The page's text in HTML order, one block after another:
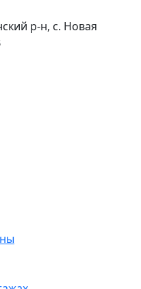
р-н, с. Новая